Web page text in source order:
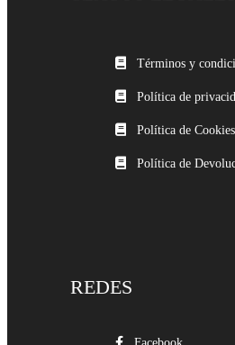
Términos y
Política de
Política de Cookies
Política de
REDES